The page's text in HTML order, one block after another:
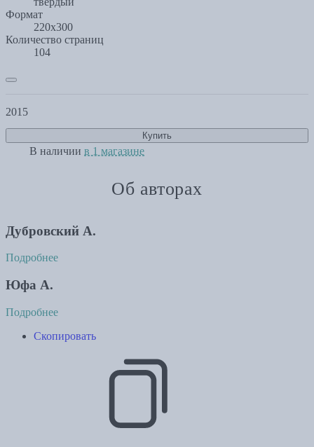
Формат
220х300
Количество страниц
104
2015
Купить
В наличии в 1 магазине
Об авторах
Дубровский А.
Подробнее
Юфа А.
Подробнее
Скопировать